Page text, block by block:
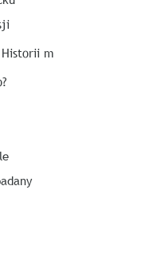
Historii m